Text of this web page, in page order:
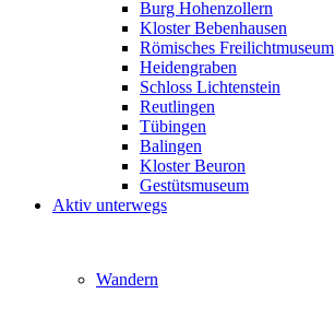
Burg Hohenzollern
Kloster Bebenhausen
Römisches Freilichtmuseum
Heidengraben
Schloss Lichtenstein
Reutlingen
Tübingen
Balingen
Kloster Beuron
Gestütsmuseum
Aktiv unterwegs
Wandern